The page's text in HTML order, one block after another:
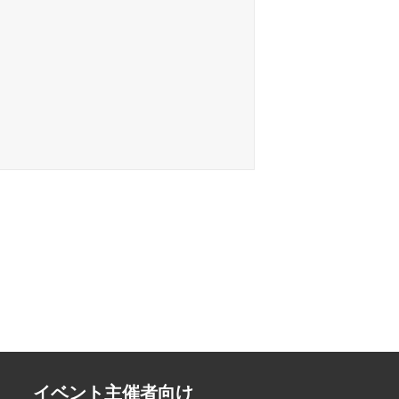
イベント主催者向け